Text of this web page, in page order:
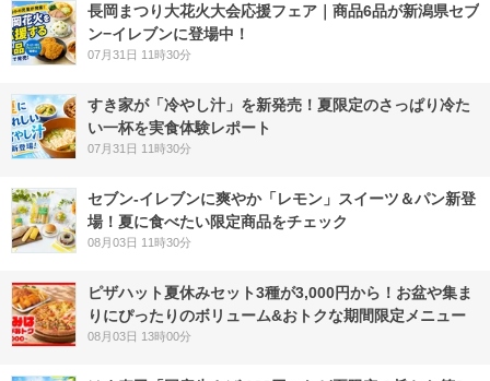
長岡まつり大花火大会応援フェア｜商品6品が新潟県セブ
ン−イレブンに登場中！
07月31日 11時30分
すき家が「冷やし汁」を新発売！夏限定のさっぱり冷た
い一杯を実食体験レポート
07月31日 11時30分
セブン‐イレブンに爽やか「レモン」スイーツ＆パン新登
場！夏に食べたい限定商品をチェック
08月03日 11時30分
ピザハット夏休みセット3種が3,000円から！お盆や集ま
りにぴったりのボリューム&おトクな期間限定メニュー
08月03日 13時00分